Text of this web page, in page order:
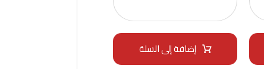
إضافة إلى السلة